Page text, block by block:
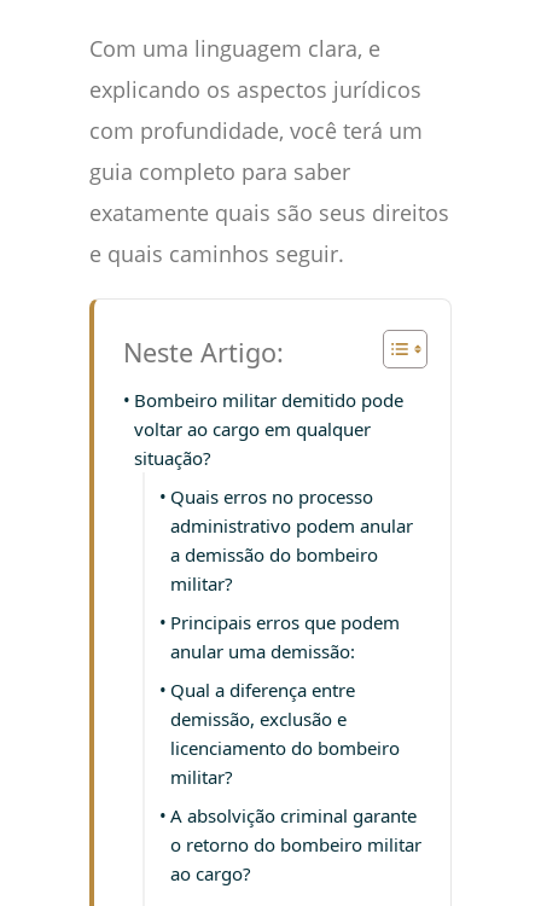
Com uma linguagem clara, e
explicando os aspectos jurídicos
com profundidade, você terá um
guia completo para saber
exatamente quais são seus direitos
e quais caminhos seguir.
Neste Artigo:
Bombeiro militar demitido pode
voltar ao cargo em qualquer
situação?
Quais erros no processo
administrativo podem anular
a demissão do bombeiro
militar?
Principais erros que podem
anular uma demissão:
Qual a diferença entre
demissão, exclusão e
licenciamento do bombeiro
militar?
A absolvição criminal garante
o retorno do bombeiro militar
ao cargo?